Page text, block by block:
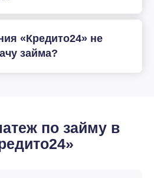
«Кредито24» не
займа?
по займу в